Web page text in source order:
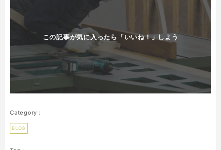
この記事が気に入ったら「いいね！」しよう
BLOG